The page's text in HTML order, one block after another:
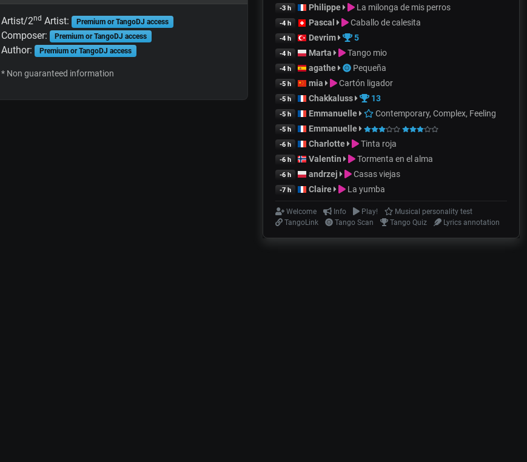
Artist/2nd Artist: Premium or TangoDJ access
Composer: Premium or TangoDJ access
Author: Premium or TangoDJ access
* Non guaranteed information
-3 h Philippe La milonga de mis perros
-4 h Pascal Caballo de calesita
-4 h Devrim 5
-4 h Marta Tango mio
-4 h agathe Pequeña
-5 h mia Cartón ligador
-5 h Chakkaluss 13
-5 h Emmanuelle Contemporary, Complex, Feeling
-5 h Emmanuelle
-6 h Charlotte Tinta roja
-6 h Valentin Tormenta en el alma
-6 h andrzej Casas viejas
-7 h Claire La yumba
Welcome Info Play!
Musical personality test
TangoLink
Tango Scan Tango Quiz Lyrics annotation